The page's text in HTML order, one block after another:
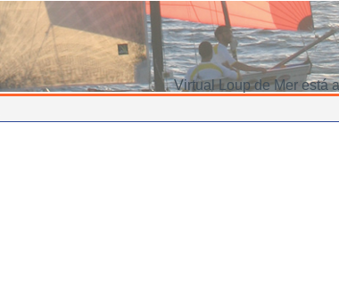
Virtual Loup de Mer está